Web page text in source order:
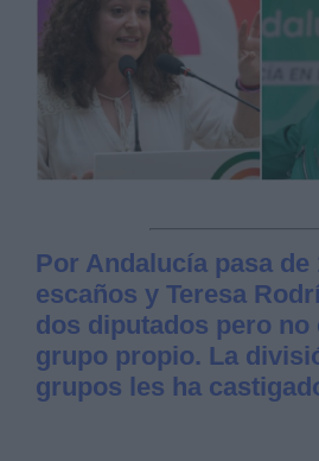
Por Andalucía pasa de
escaños y Teresa
dos diputados pero no
grupo propio. La
grupos les ha